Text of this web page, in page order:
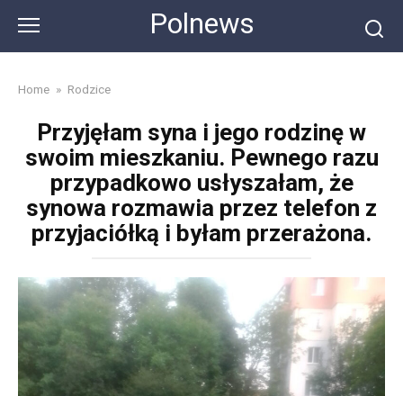
content
Polnews
Home » Rodzice
Przyjęłam syna i jego rodzinę w
swoim mieszkaniu. Pewnego razu
przypadkowo usłyszałam, że
synowa rozmawia przez telefon z
przyjaciółką i byłam przerażona.